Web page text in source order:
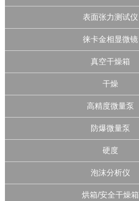
表面张力测试仪
徕卡金相显微镜
真空干燥箱
干燥
高精度微量泵
防爆微量泵
硬度
泡沫分析仪
烘箱/安全干燥箱